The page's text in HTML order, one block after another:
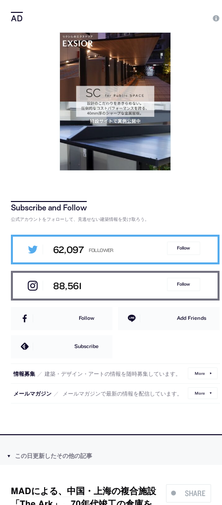
公式アカウントをフォローして、見逃せない建築情報を受け取ろう。
62,097 Follow
88,561 Follow
Follow Add Friends
Subscribe
情報募集 ／ 建築・デザイン・アートの情報を随時募集しています。 More
メールマガジン ／ メールマガジンで最新の情報を配信しています。 More
この日更新したその他の記事
SHARE
MADによる、中国・上海の複合施設